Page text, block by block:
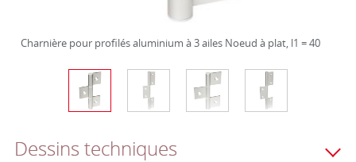
Charnière pour profilés aluminium à 3 ailes Noeud à plat, l1 = 40
Dessins techniques